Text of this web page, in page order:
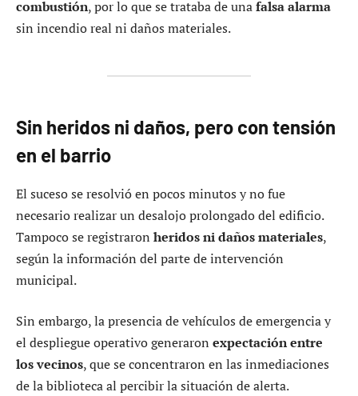
combustión, por lo que se trataba de unafalsa alarma
sin incendio real ni daños materiales.
Sin heridos ni daños, pero con tensión
en el barrio
El suceso se resolvió en pocos minutos y no fue
necesario realizar un desalojo prolongado del edificio.
Tampoco se registraron heridos ni daños materiales,
según la información del parte de intervención
municipal.
Sin embargo, la presencia de vehículos de emergencia y
el despliegue operativo generaron expectación entre
los vecinos, que se concentraron en las inmediaciones
de la biblioteca al percibir la situación de alerta.